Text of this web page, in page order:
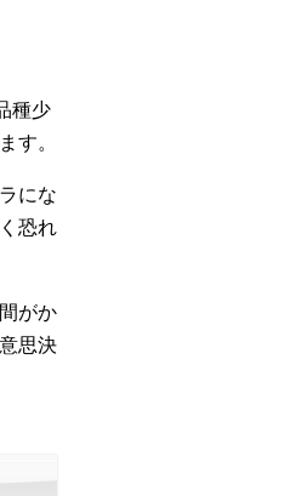
種少
す。
にな
恐れ
がか
思決